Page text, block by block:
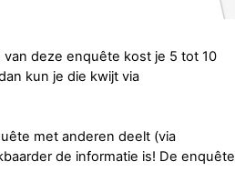
deze enquête kost je 5 tot 10
kun je die kwijt via
met anderen deelt (via
de informatie is! De enquête